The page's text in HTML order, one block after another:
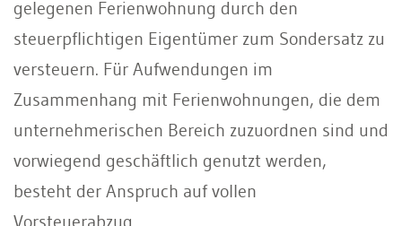
gelegenen Ferienwohnung durch den
steuerpflichtigen Eigentümer zum Sondersatz zu
versteuern. Für Aufwendungen im
Zusammenhang mit Ferienwohnungen, die dem
unternehmerischen Bereich zuzuordnen sind und
vorwiegend geschäftlich genutzt werden,
besteht der Anspruch auf vollen
Vorsteuerabzug.